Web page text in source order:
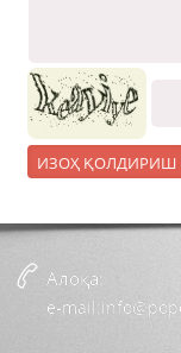
Алоқа:
e-